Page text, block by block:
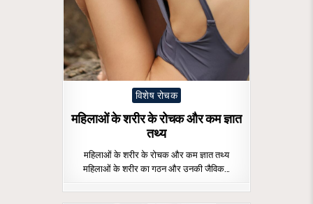
Posted
विशेष रोचक
महिलाओं के शरीर के रोचक और कम ज्ञात
तथ्य
महिलाओं के शरीर के रोचक और कम ज्ञात तथ्य
महिलाओं के शरीर का गठन और उनकी जैविक…